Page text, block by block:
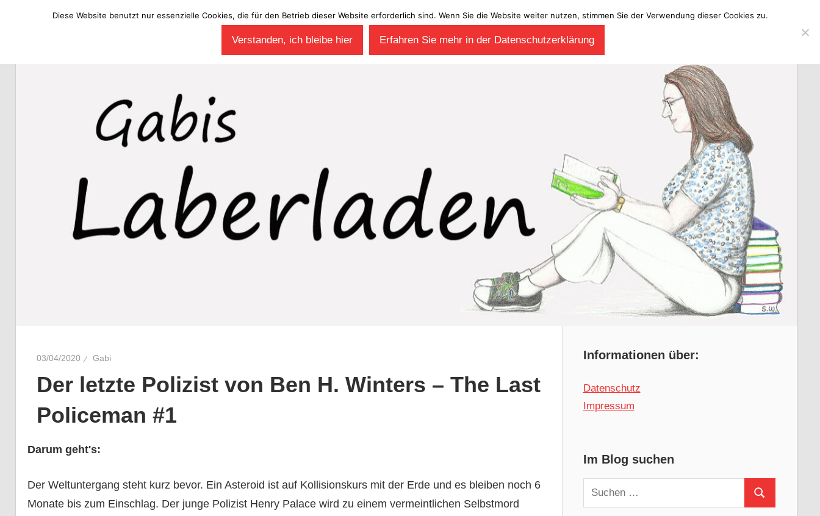
03/04/2020 Gabi
Der letzte Polizist von Ben H. Winters – The Last
Policeman #1
Darum geht's:
Der Weltuntergang steht kurz bevor. Ein Asteroid ist auf Kollisionskurs mit der Erde und es bleiben noch 6
Monate bis zum Einschlag. Der junge Polizist Henry Palace wird zu einem vermeintlichen Selbstmord
Informationen über:
Datenschutz
Impressum
Im Blog suchen
Suchen
nach:
Suchen
Diese Website benutzt nur essenzielle Cookies, die für den Betrieb dieser Website erforderlich sind. Wenn Sie die Website weiter nutzen, stimmen Sie der Verwendung dieser Cookies zu.
Verstanden, ich bleibe hier Erfahren Sie mehr in der Datenschutzerklärung